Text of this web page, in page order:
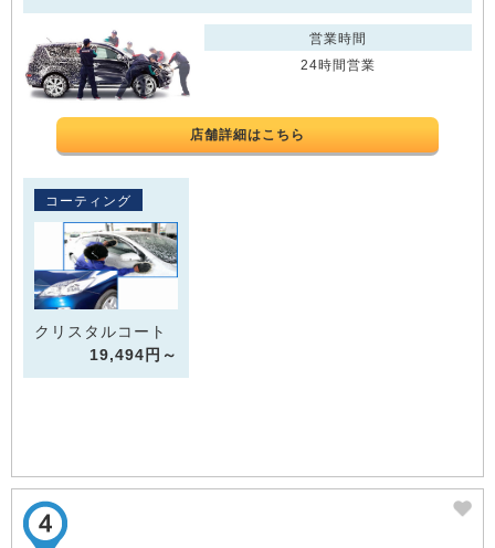
営業時間
24時間営業
店舗詳細はこちら
コーティング
クリスタルコート
19,494円～